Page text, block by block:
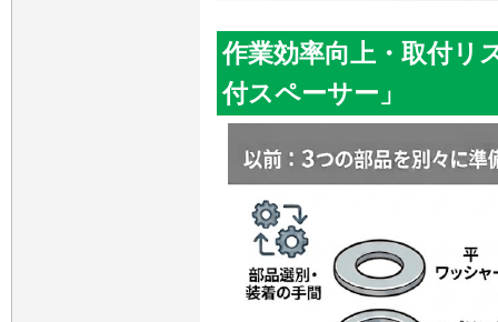
作業効率向上・取付リ
付スペーサー」